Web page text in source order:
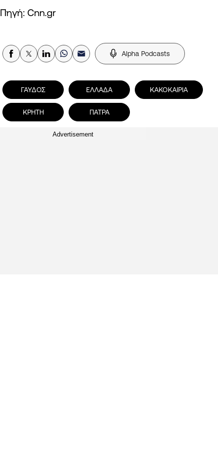
Πηγή: Cnn.gr
Alpha Podcasts
ΓΑΥΔΟΣ ΕΛΛΑΔΑ ΚΑΚΟΚΑΙΡΙΑ
ΚΡΗΤΗ ΠΑΤΡΑ
Advertisement